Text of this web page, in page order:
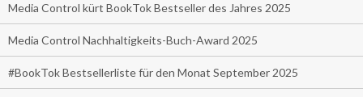
Media Control kürt BookTok Bestseller des Jahres 2025
Media Control Nachhaltigkeits-Buch-Award 2025
#BookTok Bestsellerliste für den Monat September 2025